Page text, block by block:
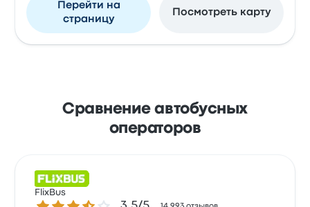
Перейти на
страницу
Посмотреть карту
Сравнение автобусных
операторов
FlixBus